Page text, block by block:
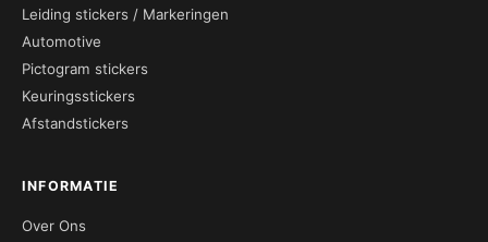
Leiding stickers / Markeringen
Automotive
Pictogram stickers
Keuringsstickers
Afstandstickers
INFORMATIE
Over Ons